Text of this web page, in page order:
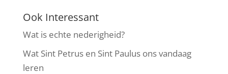
Ook Interessant
Wat is echte nederigheid?
Wat Sint Petrus en Sint Paulus ons vandaag
leren